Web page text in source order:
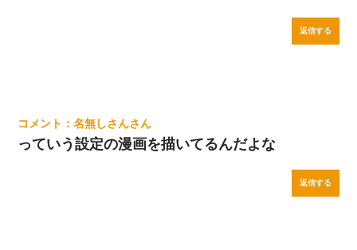
返信する
名無しさん
っていう設定の漫画を描いてるんだよな
返信する